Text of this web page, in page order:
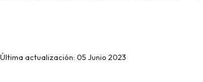
Última actualización: 05 Junio 2023